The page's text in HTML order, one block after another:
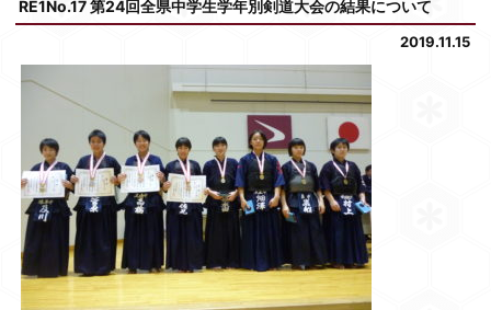
RE1No.17 第24回全県中学生学年別剣道大会の結果について
2019.11.15